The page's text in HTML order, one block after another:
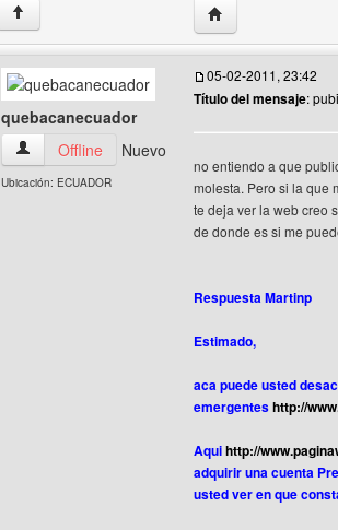
↑ Visitar sitio web
quebacanecuador
quebacanecuador Ver perfil del usuario
Offline Nuevo
Ubicación: ECUADOR
05-02-2011, 23:42
Título del mensaje:
no entiendo a que
molesta. Pero si la que
te deja ver la web creo
de donde es si me
Respuesta Martinp
Estimado,
aca puede usted
emergenteshttp://
Aquihttp://
adquirir una cuenta
usted ver en que